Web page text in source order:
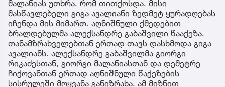
მალანიას უთხრა, რომ თითქოსდა, მისი
მასწავლებელი გიგა ავალიანი ზედმეტ ყურადღებას
იჩენდა მის მიმართ. აღნიშნული ქმედებით
ბრალდებულმა ალექსანდრე გაბაშვილი წააქეზა,
თანამზრახველებთან ერთად თავს დასხმოდა გიგა
ავალიანს. ალექსანდრე გაბაშვილმა გიორგი
რიკაძესთან, გიორგი მალანიასთან და დემეტრე
ჩიქოვანთან ერთად აღნიშნული წაქეზების
სისრულეში მოყვანა განიზრახა. ამ მიზნით